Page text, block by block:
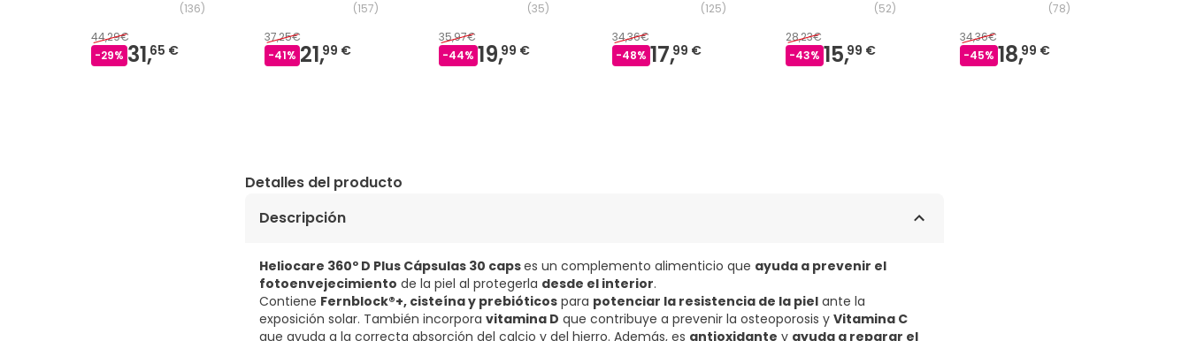
(136)
44,29€
-29% 31,65 €
(157)
37,25€
-41% 21,99 €
(35)
35,97€
-44% 19,99 €
(125)
34,36€
-48% 17,99 €
(52)
28,23€
-43% 15,99 €
(78)
34,36€
-45% 18,99 €
Detalles del producto
Descripción
Heliocare 360º D Plus Cápsulas 30 capses un complemento alimenticio que ayuda a prevenir el
fotoenvejecimiento de la piel al protegerla desde el interior.
Contiene Fernblock®+, cisteína y prebióticos para potenciar la resistencia de la piel ante la
exposición solar. También incorpora vitamina D que contribuye a prevenir la osteoporosis y Vitamina C
que ayuda a la correcta absorción del calcio y del hierro. Además, es antioxidante y ayuda a reparar el